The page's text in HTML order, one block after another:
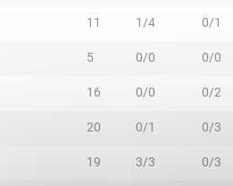
11 1/4 0/1
5 0/0 0/0
16 0/0 0/2
20 0/1 0/3
19 3/3 0/3